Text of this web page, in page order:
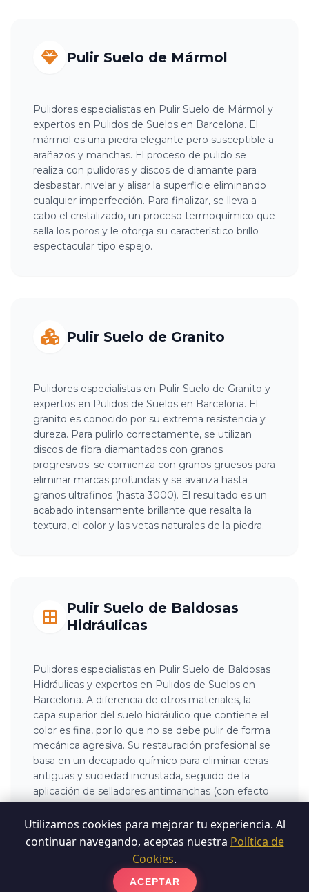
Pulir Suelo de Mármol
Pulidores especialistas en Pulir Suelo de Mármol y
expertos en Pulidos de Suelos en Barcelona. El
mármol es una piedra elegante pero susceptible a
arañazos y manchas. El proceso de pulido se
realiza con pulidoras y discos de diamante para
desbastar, nivelar y alisar la superficie eliminando
cualquier imperfección. Para finalizar, se lleva a
cabo el cristalizado, un proceso termoquímico que
sella los poros y le otorga su característico brillo
espectacular tipo espejo.
Pulir Suelo de Granito
Pulidores especialistas en Pulir Suelo de Granito y
expertos en Pulidos de Suelos en Barcelona. El
granito es conocido por su extrema resistencia y
dureza. Para pulirlo correctamente, se utilizan
discos de fibra diamantados con granos
progresivos: se comienza con granos gruesos para
eliminar marcas profundas y se avanza hasta
granos ultrafinos (hasta 3000). El resultado es un
acabado intensamente brillante que resalta la
textura, el color y las vetas naturales de la piedra.
Pulir Suelo de Baldosas
Hidráulicas
Pulidores especialistas en Pulir Suelo de Baldosas
Hidráulicas y expertos en Pulidos de Suelos en
Barcelona. A diferencia de otros materiales, la
capa superior del suelo hidráulico que contiene el
color es fina, por lo que no se debe pulir de forma
mecánica agresiva. Su restauración profesional se
basa en un decapado químico para eliminar ceras
antiguas y suciedad incrustada, seguido de la
aplicación de selladores antimanchas (con efecto
natural o mojado) que saturan la porosidad y
devuelven la intensidad visual a las baldosas.
Utilizamos cookies para mejorar tu experiencia. Al
continuar navegando, aceptas nuestra Política de
Cookies.
ACEPTAR